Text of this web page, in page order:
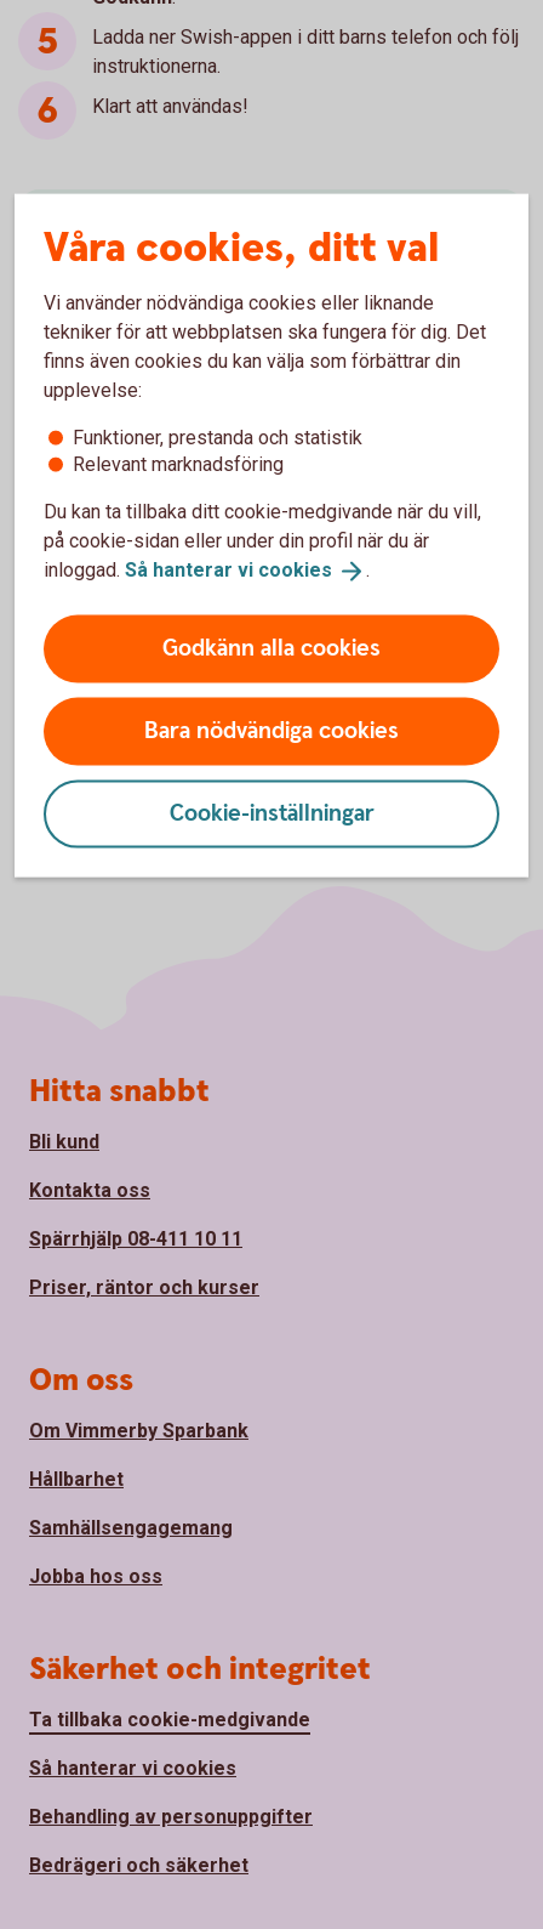
Ladda ner Swish-appen i ditt barns telefon och följ
instruktionerna.
Klart att användas!
Behöver du hjälp?
20.00, lördag-söndag 08.00-18.00 (stängt
storhelger).
Ring 0771-97 75 12
För att se detta innehåll behöver du först
godkänna cookies för Funktioner, prestanda
och statistik.
Inställningar för cookies
Våra cookies, ditt val
Vi använder nödvändiga cookies eller liknande
tekniker för att webbplatsen ska fungera för dig. Det
finns även cookies du kan välja som förbättrar din
upplevelse:
Funktioner, prestanda och statistik
Relevant marknadsföring
Du kan ta tillbaka ditt cookie-medgivande när du vill,
på cookie-sidan eller under din profil när du är
inloggad. Så hanterar vi cookies .
Godkänn alla cookies
Bara nödvändiga cookies
Cookie-inställningar
Sidfot
Hitta snabbt
Bli kund
Kontakta oss
Spärrhjälp 08-411 10 11
Priser, räntor och kurser
Om oss
Om Vimmerby Sparbank
Hållbarhet
Samhällsengagemang
Jobba hos oss
Säkerhet och integritet
Ta tillbaka cookie-medgivande
Så hanterar vi cookies
Behandling av personuppgifter
Bedrägeri och säkerhet